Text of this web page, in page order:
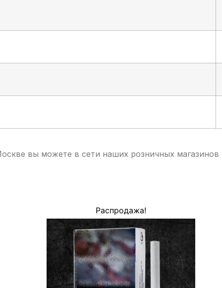
вы можете в сети наших розничных
Распродажа!